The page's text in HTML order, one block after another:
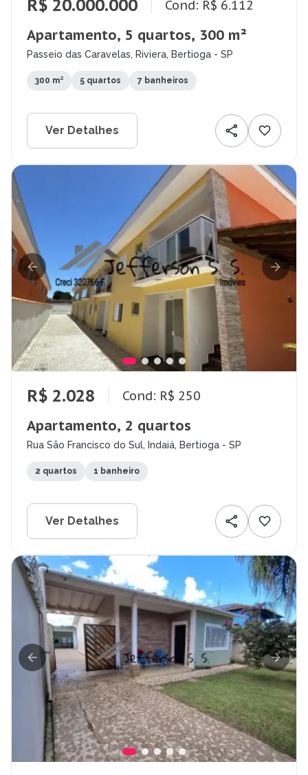
R$ 20.000.000 Cond: R$ 6.112
Apartamento, 5 quartos, 300 m²
Passeio das Caravelas, Riviera, Bertioga - SP
300 m² 5 quartos 7 banheiros
Ver Detalhes
R$ 2.028 Cond: R$ 250
Apartamento, 2 quartos
Rua São Francisco do Sul, Indaiá, Bertioga - SP
2 quartos 1 banheiro
Ver Detalhes